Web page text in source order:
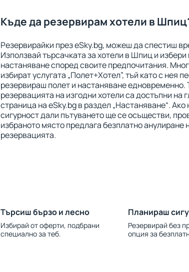
Къде да резервирам хотели в
Резервирайки през eSky.bg, можеш да спестиш
Използвай търсачката за хотели в Шпиц и избери
настаняване според своите предпочитания.
избират услугата „Полет+Хотел”, тъй като с нея
резервираш полет и настаняване едновременно.
резервацията на изгодни хотели са достъпни на
страница на eSky.bg в раздел „Настаняване“.
сигурност дали пътуването ще се осъществи,
избраното място предлага безплатно анулиране
резервацията.
Търсиш бързо и лесно
Избирай от оферти, подбрани
специално за теб.
Планираш
Резервирай без
опция за